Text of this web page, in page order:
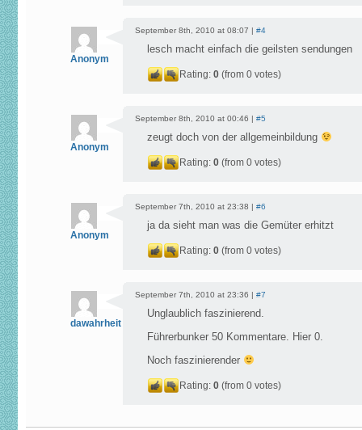
Anonym
September 8th, 2010 at 08:07 | #4
lesch macht einfach die geilsten sendungen
Rating: 0 (from 0 votes)
Anonym
September 8th, 2010 at 00:46 | #5
zeugt doch von der allgemeinbildung
Rating: 0 (from 0 votes)
Anonym
September 7th, 2010 at 23:38 | #6
ja da sieht man was die Gemüter erhitzt
Rating: 0 (from 0 votes)
dawahrheit
September 7th, 2010 at 23:36 | #7
Unglaublich faszinierend.
Führerbunker 50 Kommentare. Hier 0.
Noch faszinierender
Rating: 0 (from 0 votes)